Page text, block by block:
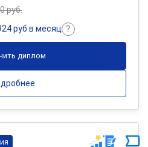
руб.
руб в месяц
диплом